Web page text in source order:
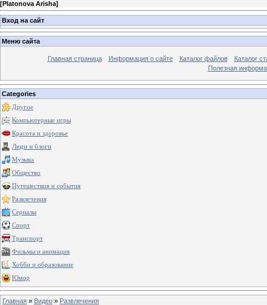
[Platonova Arisha]
Вход на сайт
Меню сайта
Главная страница Информация о сайте Каталог файлов
Каталог
Полезная
Categories
Другое
Компьютерные игры
Красота и здоровье
Люди и блоги
Музыка
Общество
Путешествия и события
Развлечения
Сериалы
Спорт
Транспорт
Фильмы и анимация
Хобби и образование
Юмор
Главная » Видео » Развлечения